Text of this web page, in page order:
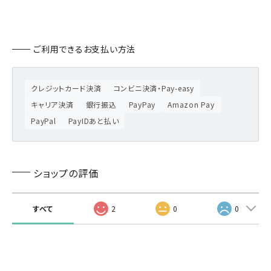
ご利用できるお支払い方法
クレジットカード決済
コンビニ決済・Pay-easy
キャリア決済
銀行振込 PayPay
Amazon Pay
PayPal
PayIDあと払い
ショップの評価
すべて 2 0 0